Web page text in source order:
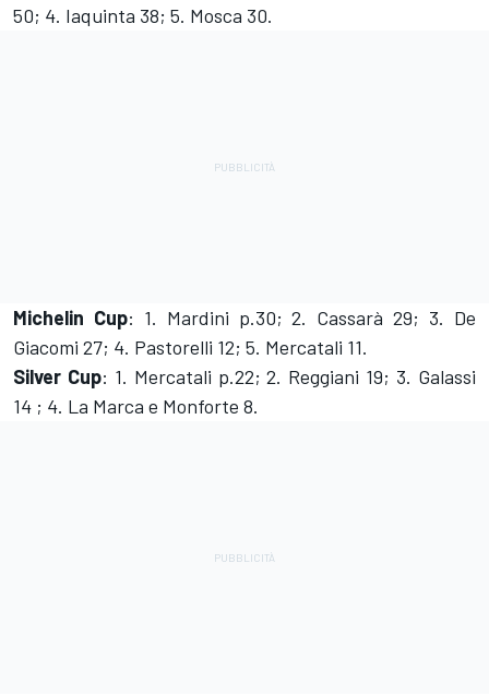
50; 4. Iaquinta 38; 5. Mosca 30.
Michelin Cup: 1. Mardini p.30; 2. Cassarà 29; 3. De
Giacomi 27; 4. Pastorelli 12; 5. Mercatali 11.
Silver Cup: 1. Mercatali p.22; 2. Reggiani 19; 3. Galassi
14 ; 4. La Marca e Monforte 8.